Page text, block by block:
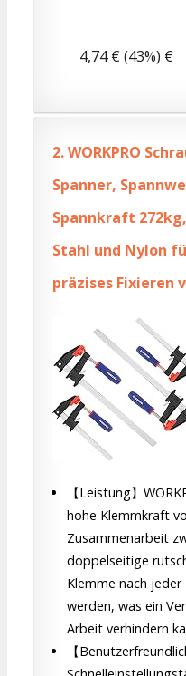
4,74 € (43%) €
2.WORKPRO
Spanner,
Spannkraft
Stahl und Nylon
präzises Fixieren
【Leistung】
hohe Klemmkraft
Zusammenarbeit
doppelseitige
Klemme nach
werden, was ein
Arbeit verhindern
【